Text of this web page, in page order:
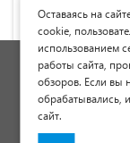
Commons «
Оставаясь на
cookie,
использованием
работы сайта,
обзоров. Если вы
обрабатывались,
сайт.